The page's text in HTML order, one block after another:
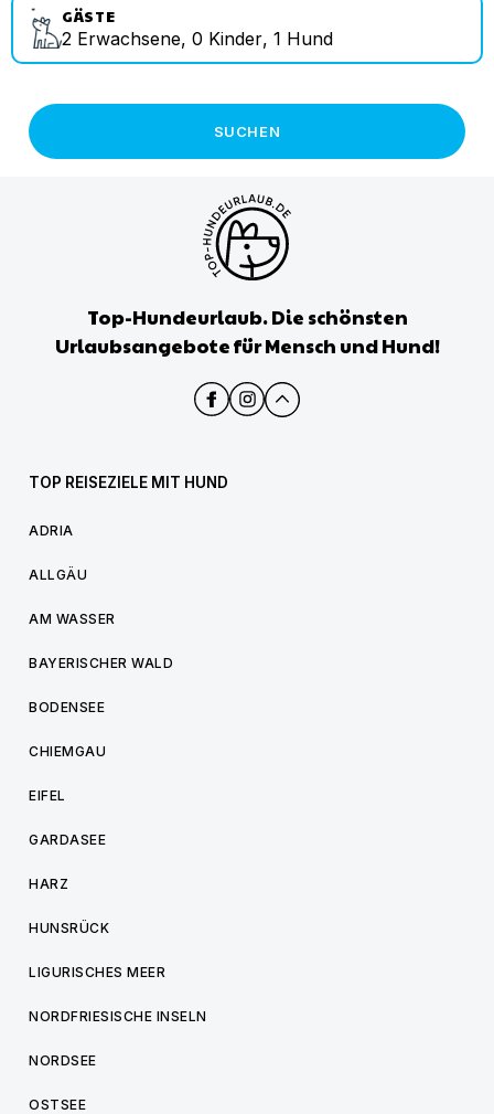
GÄSTE
2 Erwachsene, 0 Kinder, 1 Hund
SUCHEN
Top-Hundeurlaub. Die schönsten
Urlaubsangebote für Mensch und Hund!
TOP REISEZIELE MIT HUND
ADRIA
ALLGÄU
AM WASSER
BAYERISCHER WALD
BODENSEE
CHIEMGAU
EIFEL
GARDASEE
HARZ
HUNSRÜCK
LIGURISCHES MEER
NORDFRIESISCHE INSELN
NORDSEE
OSTSEE